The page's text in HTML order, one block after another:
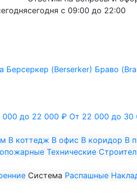
сегодня с 09:00 до 22:00
Берсеркер (Berserker) Браво
000 до 22 000 ₽ От 22 000 до 30
В коттедж В офис В коридор В
Технические
Система Распашные